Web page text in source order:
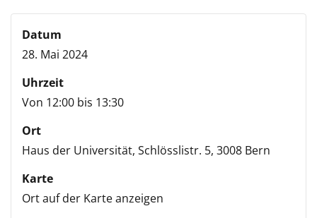
Datum
28. Mai 2024
Uhrzeit
Von 12:00 bis 13:30
Ort
Haus der Universität, Schlösslistr. 5, 3008 Bern
Karte
Ort auf der Karte anzeigen